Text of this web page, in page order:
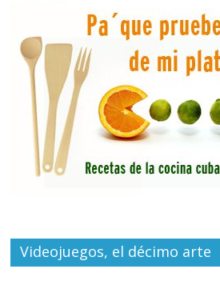
Videojuegos, el décimo arte